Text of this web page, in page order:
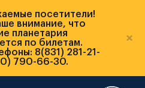
посетители!
внимание, что
планетария
по билетам.
8(831) 281-21-
790-66-30.
×